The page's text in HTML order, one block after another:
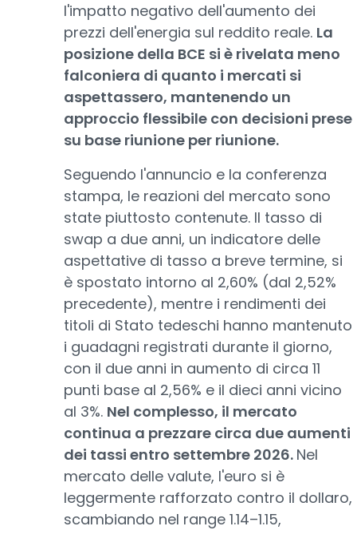
l'impatto negativo dell'aumento dei
prezzi dell'energia sul reddito reale. La
posizione della BCE si è rivelata meno
falconiera di quanto i mercati si
aspettassero, mantenendo un
approccio flessibile con decisioni prese
su base riunione per riunione.
Seguendo l'annuncio e la conferenza
stampa, le reazioni del mercato sono
state piuttosto contenute. Il tasso di
swap a due anni, un indicatore delle
aspettative di tasso a breve termine, si
è spostato intorno al 2,60% (dal 2,52%
precedente), mentre i rendimenti dei
titoli di Stato tedeschi hanno mantenuto
i guadagni registrati durante il giorno,
con il due anni in aumento di circa 11
punti base al 2,56% e il dieci anni vicino
al 3%. Nel complesso, il mercato
continua a prezzare circa due aumenti
dei tassi entro settembre 2026. Nel
mercato delle valute, l'euro si è
leggermente rafforzato contro il dollaro,
scambiando nel range 1.14–1.15,